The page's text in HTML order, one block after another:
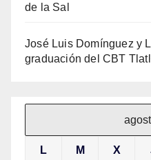
de la Sal
José Luis Domínguez y
graduación del CBT
L M X